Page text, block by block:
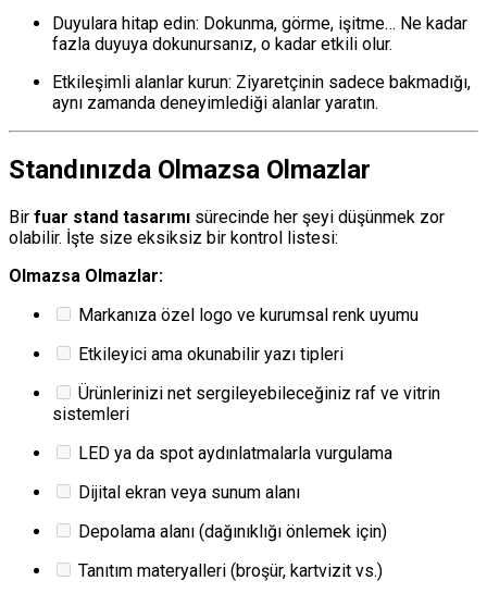
Duyulara hitap edin: Dokunma, görme, işitme… Ne kadar
fazla duyuya dokunursanız, o kadar etkili olur.
Etkileşimli alanlar kurun: Ziyaretçinin sadece bakmadığı,
aynı zamanda deneyimlediği alanlar yaratın.
Standınızda Olmazsa Olmazlar
Bir fuar stand tasarımı sürecinde her şeyi düşünmek zor
olabilir. İşte size eksiksiz bir kontrol listesi:
Olmazsa Olmazlar:
Markanıza özel logo ve kurumsal renk uyumu
Etkileyici ama okunabilir yazı tipleri
Ürünlerinizi net sergileyebileceğiniz raf ve vitrin
sistemleri
LED ya da spot aydınlatmalarla vurgulama
Dijital ekran veya sunum alanı
Depolama alanı (dağınıklığı önlemek için)
Tanıtım materyalleri (broşür, kartvizit vs.)